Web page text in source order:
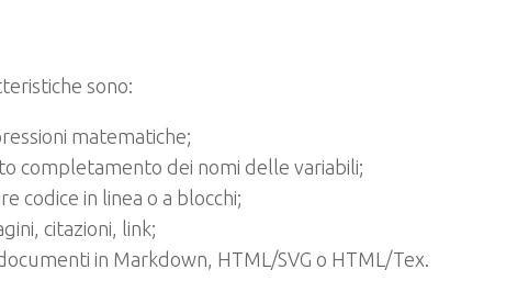
sono:
matematiche;
completamento dei nomi delle variabili;
codice in linea o a blocchi;
citazioni, link;
in Markdown, HTML/SVG o HTML/Tex.